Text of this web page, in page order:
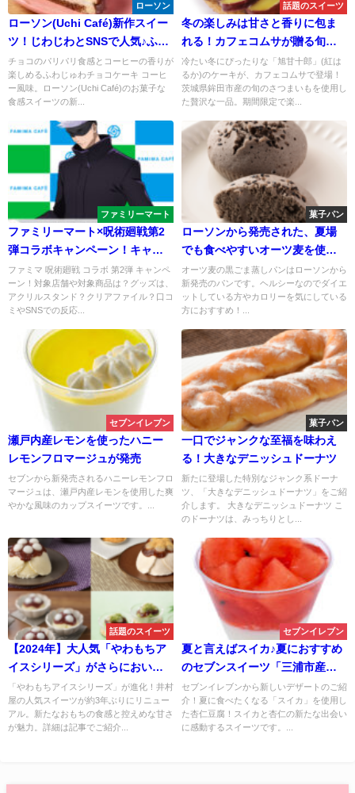
ローソン
ローソン(Uchi Café)新作スイー
ツ！じわじわとSNSで人気♪ふわ
じゅわチョコケーキ コーヒー
風味
チョコのパリパリ食感とコーヒーの香りが
楽しめるふわじゅわチョコケーキ コーヒ
ー風味。ローソン(Uchi Café)のお菓子な
食感スイーツの新...
話題のスイーツ
冬の楽しみは甘さと香りに包ま
れる！カフェコムサが贈る旬の
至福、「旭甘十郎」(紅はるか)の
ケーキが登場
冷たい冬にぴったりな「旭甘十郎」(紅は
るか)のケーキが、カフェコムサで登場！
茨城県鉾田市産の旬のさつまいもを使用し
た贅沢な一品。期間限定で楽...
ファミリーマート
ファミリーマート×呪術廻戦第2
弾コラボキャンペーン！キャラ
名言入りカップ＆オリジナルグ
ッズが登場
ファミマ 呪術廻戦 コラボ 第2弾 キャンペ
ーン！対象店舗や対象商品は？グッズは、
アクリルスタンド？クリアファイル？口コ
ミやSNSでの反応...
菓子パン
ローソンから発売された、夏場
でも食べやすいオーツ麦を使用
した黒ごま蒸しパン
オーツ麦の黒ごま蒸しパンはローソンから
新発売のパンです。ヘルシーなのでダイエ
ットしている方やカロリーを気にしている
方におすすめ！...
セブンイレブン
瀬戸内産レモンを使ったハニー
レモンフロマージュが発売
セブンから新発売されるハニーレモンフロ
マージュは、瀬戸内産レモンを使用した爽
やかな風味のカップスイーツです。...
菓子パン
一口でジャンクな至福を味わえ
る！大きなデニッシュドーナツ
新たに登場した特別なジャンク系ドーナ
ツ、「大きなデニッシュドーナツ」をご紹
介します。 大きなデニッシュドーナツ こ
のドーナツは、みっちりとし...
話題のスイーツ
【2024年】大人気「やわもちア
イスシリーズ」がさらにおいし
くなってリニューアル！約3年ぶ
りのリニューアルで更なるやわ
らかさと味わいに
「やわもちアイスシリーズ」が進化！井村
屋の人気スイーツが約3年ぶりにリニュー
アル。新たなおもちの食感と控えめな甘さ
が魅力。詳細は記事でご紹介...
セブンイレブン
夏と言えばスイカ♪夏におすすめ
のセブンスイーツ「三浦市産す
いか 杏仁豆腐」
セブンイレブンから新しいデザートのご紹
介！夏に食べたくなる「スイカ」を使用し
た杏仁豆腐！スイカと杏仁の新たな出会い
に感動するスイーツです。...